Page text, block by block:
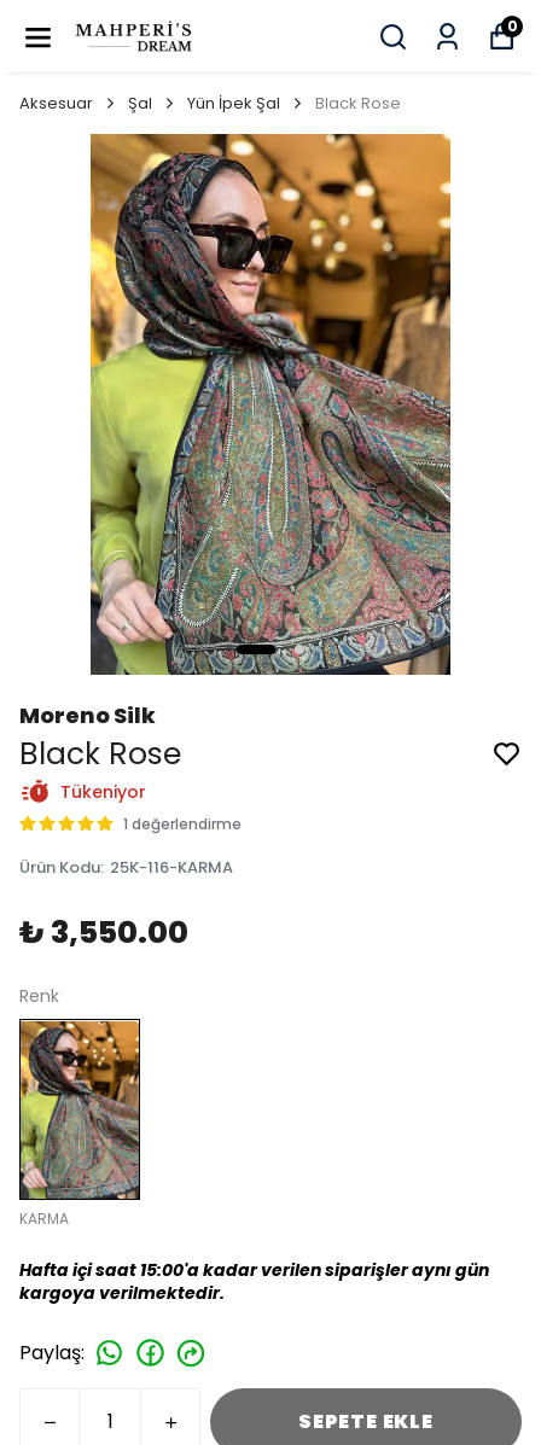
0
Aksesuar Şal Yün İpek Şal Black Rose
Moreno Silk
Black Rose
Tükeniyor
1 değerlendirme
Ürün Kodu: 25K-116-KARMA
₺ 3,550.00
Renk
KARMA
Hafta içi saat 15:00'a kadar verilen siparişler aynı gün
kargoya verilmektedir.
Paylaş:
SEPETE EKLE